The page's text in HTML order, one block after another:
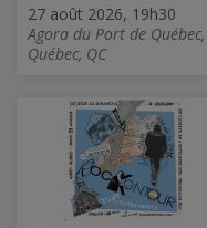
27 août 2026, 19h30
Agora du Port de Québec,
Québec, QC